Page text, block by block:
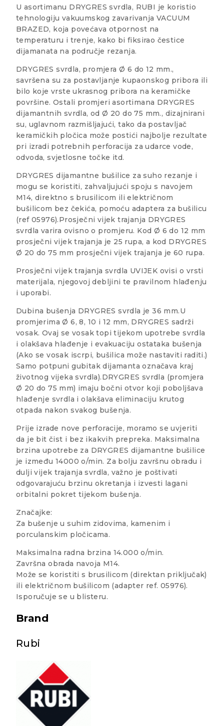
U asortimanu DRYGRES svrdla, RUBI je koristio
tehnologiju vakuumskog zavarivanja VACUUM
BRAZED, koja povećava otpornost na
temperaturu i trenje, kako bi fiksirao čestice
dijamanata na područje rezanja.
DRYGRES svrdla, promjera Ø 6 do 12 mm.,
savršena su za postavljanje kupaonskog pribora ili
bilo koje vrste ukrasnog pribora na keramičke
površine. Ostali promjeri asortimana DRYGRES
dijamantnih svrdla, od Ø 20 do 75 mm., dizajnirani
su, uglavnom razmišljajući, tako da postavljač
keramičkih pločica može postići najbolje rezultate
pri izradi potrebnih perforacija za udarce vode,
odvoda, svjetlosne točke itd.
DRYGRES dijamantne bušilice za suho rezanje i
mogu se koristiti, zahvaljujući spoju s navojem
M14, direktno s brusilicom ili električnom
bušilicom bez čekića, pomoću adaptera za bušilicu
(ref 05976).Prosječni vijek trajanja DRYGRES
svrdla varira ovisno o promjeru. Kod Ø 6 do 12 mm
prosječni vijek trajanja je 25 rupa, a kod DRYGRES
Ø 20 do 75 mm prosječni vijek trajanja je 60 rupa.
Prosječni vijek trajanja svrdla UVIJEK ovisi o vrsti
materijala, njegovoj debljini te pravilnom hlađenju
i uporabi.
Dubina bušenja DRYGRES svrdla je 36 mm.U
promjerima Ø 6, 8, 10 i 12 mm, DRYGRES sadrži
vosak. Ovaj se vosak topi tijekom upotrebe svrdla
i olakšava hlađenje i evakuaciju ostataka bušenja
(Ako se vosak iscrpi, bušilica može nastaviti raditi.)
Samo potpuni gubitak dijamanta označava kraj
životnog vijeka svrdla).DRYGRES svrdla (promjera
Ø 20 do 75 mm) imaju bočni otvor koji poboljšava
hlađenje svrdla i olakšava eliminaciju krutog
otpada nakon svakog bušenja.
Prije izrade nove perforacije, moramo se uvjeriti
da je bit čist i bez ikakvih prepreka. Maksimalna
brzina upotrebe za DRYGRES dijamantne bušilice
je između 14000 o/min. Za bolju završnu obradu i
dulji vijek trajanja svrdla, važno je poštivati ​​
odgovarajuću brzinu okretanja i izvesti lagani
orbitalni pokret tijekom bušenja.
Značajke:
Za bušenje u suhim zidovima, kamenim i
porculanskim pločicama.
Maksimalna radna brzina 14.000 o/min.
Završna obrada navoja M14.
Može se koristiti s brusilicom (direktan priključak)
ili električnom bušilicom (adapter ref. 05976).
Isporučuje se u blisteru.
Brand
Rubi